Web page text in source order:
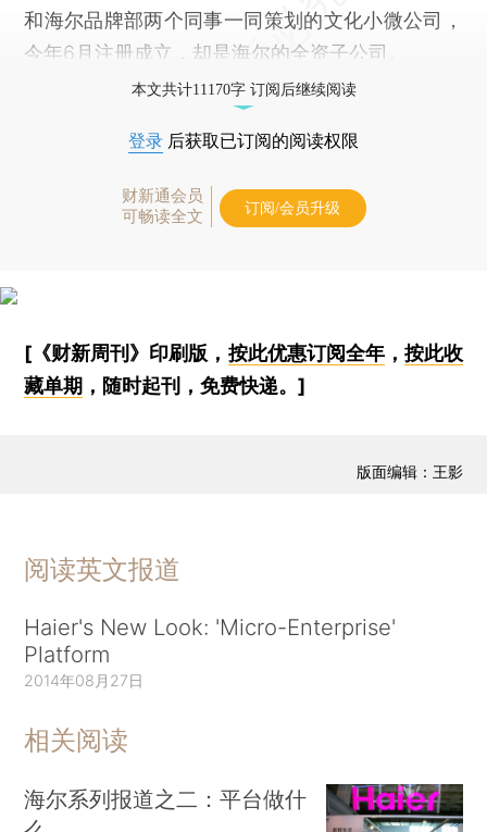
和海尔品牌部两个同事一同策划的文化小微公司，
今年6月注册成立，却是海尔的全资子公司。
本文共计11170字 订阅后继续阅读
登录 后获取已订阅的阅读权限
财新通会员
可畅读全文
订阅/会员升级
[《财新周刊》印刷版， 按此优惠订阅全年， 按此收
藏单期 ，随时起刊，免费快递。]
版面编辑：王影
阅读英文报道
Haier's New Look: 'Micro-Enterprise'
Platform
2014年08月27日
相关阅读
海尔系列报道之二：平台做什